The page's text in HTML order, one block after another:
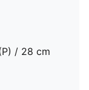
/ 28 cm